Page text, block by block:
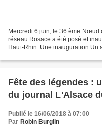
Mercredi 6 juin, le 36 ème Nœud
réseau Rosace a été posé et
Haut-Rhin. Une inauguration Un
Fête des légendes :
du journal L'Alsace
Publié le 16/06/2018 à 07:00
Par Robin Burglin